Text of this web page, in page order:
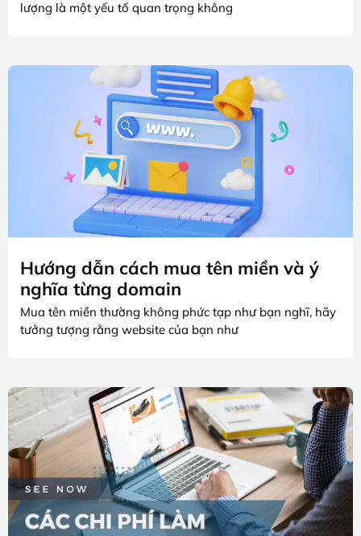
lượng là một yếu tố quan trọng không
Hướng dẫn cách mua tên miền và ý
nghĩa từng domain
Mua tên miền thường không phức tạp như bạn nghĩ, hãy
tưởng tượng rằng website của bạn như